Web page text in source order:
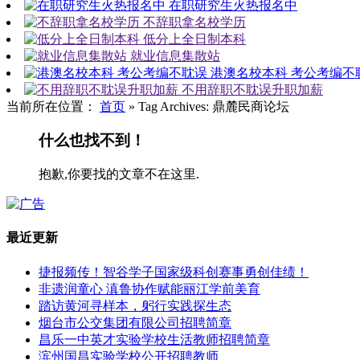
在职研究生火热报名中
不辞职拿名校学历
低分上全日制本科
就业信息集散站
港澳名校本科 考公考编不
不用辞职不耽误升职加薪
当前所在位置： 首页 » Tag Archives: 鼎麓民商论坛
什么也找不到！
抱歉,你要找的文章不在这里.
最近更新
捷报频传！智谷学子国家级科创赛事勇创佳绩！
非遗润童心 滇鲁协作赋能丽江学前美育
踏访黄河寻样本，躬行实践探生态
烟台市公交集团有限公司招聘简章
昌乐一中英才实验学校生活教师招聘简章
滨州国昌实验学校公开招聘教师